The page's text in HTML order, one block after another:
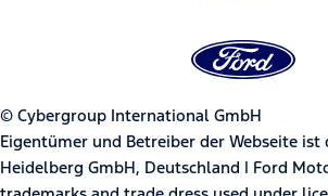
© Cybergroup International GmbH
Eigentümer und Betreiber der Webseite ist
Heidelberg GmbH, Deutschland | Ford